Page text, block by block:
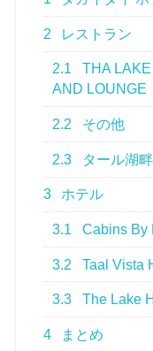
2 レストラン
2.1
THA
AND LOUNGE
2.2 その他
2.3 タール湖
3 ホテル
3.1 Cabins By
3.2 Taal Vista
3.3 The Lake
4 まとめ